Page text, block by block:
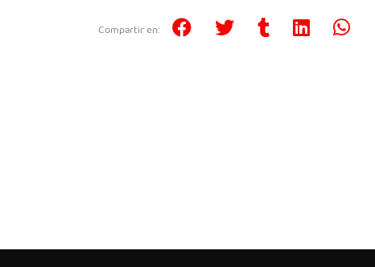
Compartir en: